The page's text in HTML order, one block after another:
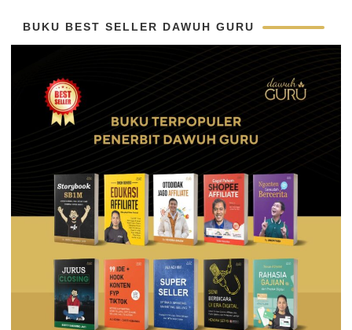
BUKU BEST SELLER DAWUH GURU